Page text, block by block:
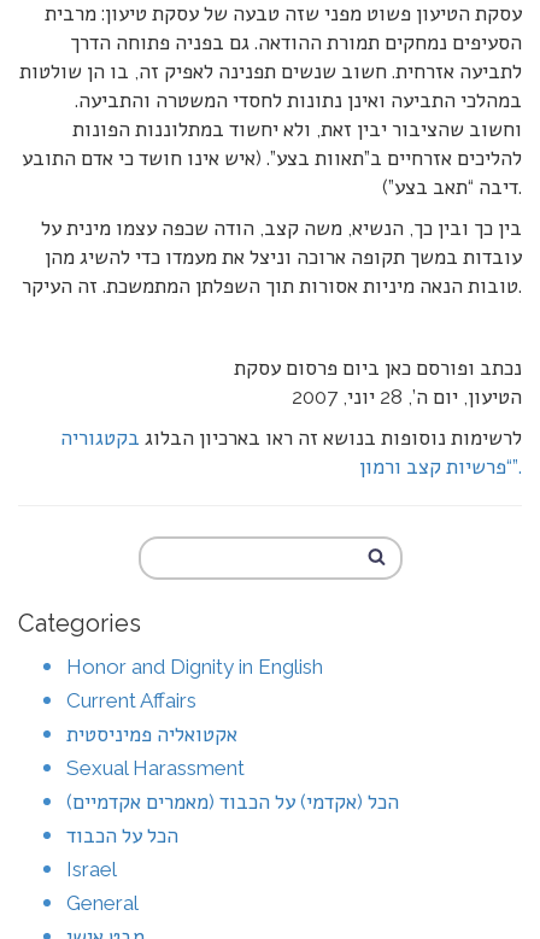
עסקת הטיעון פשוט מפני שזה טבעה של עסקת טיעון: מרבית
הסעיפים נמחקים תמורת ההודאה. גם בפניה פתוחה הדרך
לתביעה אזרחית. חשוב שנשים תפנינה לאפיק זה, בו הן שולטות
במהלכי התביעה ואינן נתונות לחסדי המשטרה והתביעה.
וחשוב שהציבור יבין זאת, ולא יחשוד במתלוננות הפונות
להליכים אזרחיים ב”תאוות בצע”. (איש אינו חושד כי אדם התובע
דיבה “תאב בצע”).
בין כך ובין כך, הנשיא, משה קצב, הודה שכפה עצמו מינית על
עובדות במשך תקופה ארוכה וניצל את מעמדו כדי להשיג מהן
טובות הנאה מיניות אסורות תוך השפלתן המתמשכת. זה העיקר.
הטיעון, יום ה’, 28 יוני, 2007
לרשימות נוסופות בנושא זה ראו בארכיון הבלוג בקטגוריה
“פרשיות קצב ורמון”.
Categories
Honor and Dignity in English
Current Affairs
אקטואליה פמיניסטית
Sexual Harassment
הכל (אקדמי) על הכבוד (מאמרים אקדמיים)
הכל על הכבוד
Israel
General